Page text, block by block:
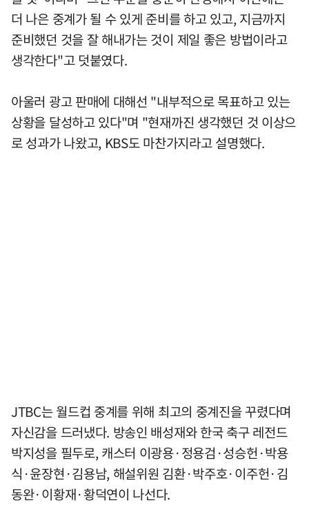
더 나은 중계가 될 수 있게 준비를 하고 있고, 지금까지
준비했던 것을 잘 해내가는 것이 제일 좋은 방법이라고
생각한다"고 덧붙였다.
아울러 광고 판매에 대해선 "내부적으로 목표하고 있는
상황을 달성하고 있다"며 "현재까진 생각했던 것 이상으
로 성과가 나왔고, KBS도 마찬가지라고 설명했다.
JTBC는 월드컵 중계를 위해 최고의 중계진을 꾸렸다며
자신감을 드러냈다. 방송인 배성재와 한국 축구 레전드
박지성을 필두로, 캐스터 이광용·정용검·성승헌·박용
식·윤장현·김용남, 해설위원 김환·박주호·이주헌·김
동완·이황재·황덕연이 나선다.